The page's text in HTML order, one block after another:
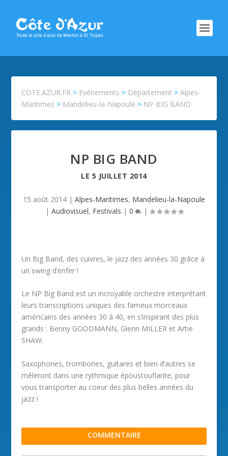
COTE.AZUR.FR > Evénements > Département >Alpes-
Maritimes > Mandelieu-la-Napoule > NP BIG BAND
NP BIG BAND
LE 5 JUILLET 2014
15 août 2014 | Alpes-Maritimes, Mandelieu-la-Napoule
| Audiovisuel, Festivals | 0 |
Un Big Band, des cuivres, le jazz des années 30 grâce à
un swing d’enfer !
Le NP Big Band est un incroyable orchestre interprétant
leurs transcriptions uniques des fameux morceaux
américains des années 30 à 40, en s’inspirant des plus
grands : Benny GOODMANN, Glenn MILLER et Artie
SHAW.
Saxophones, trombones, guitares et bien d’autres se
mêleront dans une rythmique époustouflante, pour
vous transporter au coeur des plus belles années du
jazz !
COMMENTAIRE